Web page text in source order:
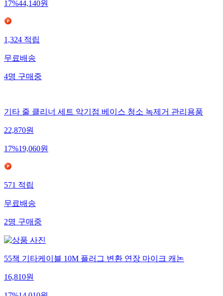
17%44,140원
1,324적립
무료배송
4명구매중
기타 줄 클리너 세트 악기점 베이스 청소 녹제거 관리용품
22,870원
17%19,060원
571적립
무료배송
2명구매중
55잭 기타케이블 10M 플러그 변환 연장 마이크 캐논
16,810원